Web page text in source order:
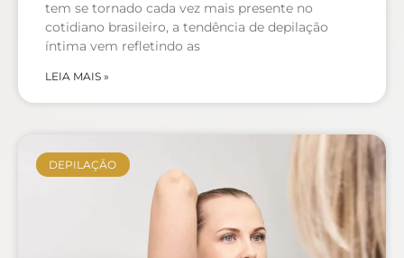
tem se tornado cada vez mais presente no
cotidiano brasileiro, a tendência de depilação
íntima vem refletindo as
LEIA MAIS »
DEPILAÇÃO